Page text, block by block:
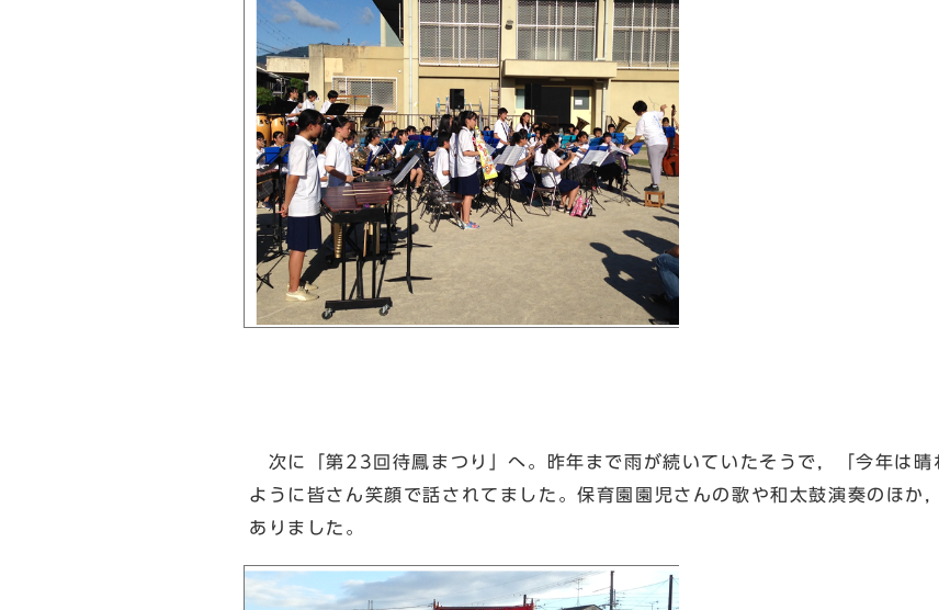
次に「第23回待鳳まつり」へ。昨年まで雨が続いていたそうで，「今年は晴
ように皆さん笑顔で話されてました。保育園園児さんの歌や和太鼓演奏のほか
ありました。